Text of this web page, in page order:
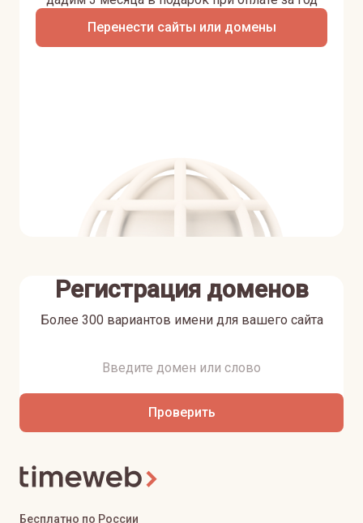
Перенести сайты или домены
Регистрация доменов
Более 300 вариантов имени для вашего сайта
Проверить
Бесплатно по России